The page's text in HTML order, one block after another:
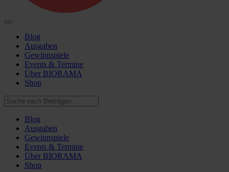
Blog
Ausgaben
Gewinnspiele
Events & Termine
Über BIORAMA
Shop
Blog
Ausgaben
Gewinnspiele
Events & Termine
Über BIORAMA
Shop